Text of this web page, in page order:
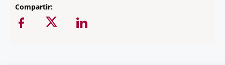
Compartir: